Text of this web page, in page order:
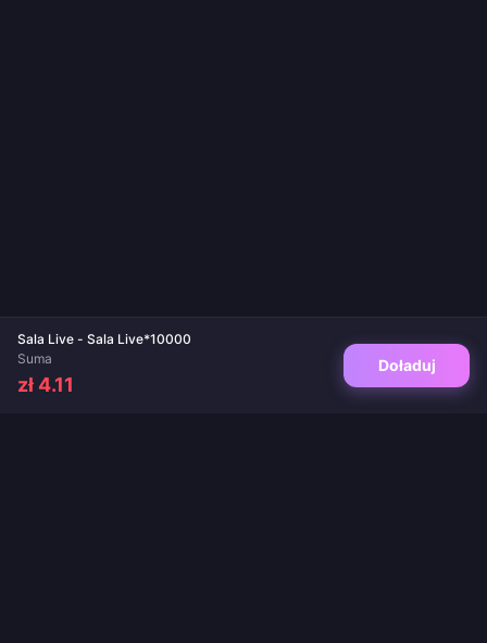
Sala Live - Sala Live*10000
Suma
zł 4.11
Doładuj